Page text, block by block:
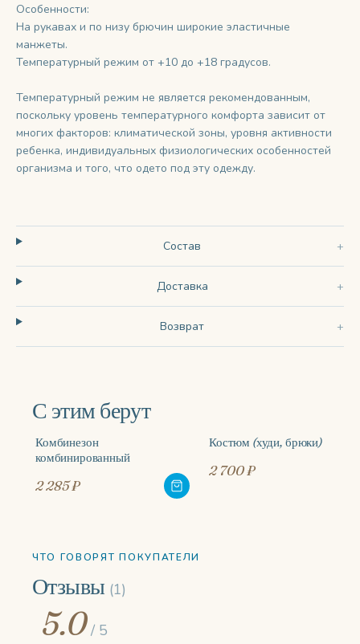
Особенности:
На рукавах и по низу брючин широкие эластичные
манжеты.
Температурный режим от +10 до +18 градусов.
Температурный режим не является рекомендованным,
поскольку уровень температурного комфорта зависит от
многих факторов: климатической зоны, уровня активности
ребенка, индивидуальных физиологических особенностей
организма и того, что одето под эту одежду.
Состав
Доставка
Возврат
С этим берут
Комбинезон
комбинированный
2 285 ₽
Костюм (худи, брюки)
2 700 ₽
ЧТО ГОВОРЯТ ПОКУПАТЕЛИ
Отзывы (1)
5.0/ 5